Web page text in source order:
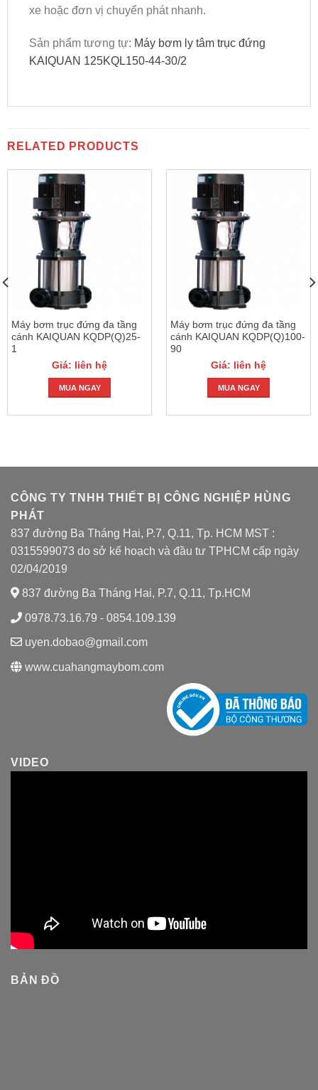
xe hoặc đơn vị chuyển phát nhanh.
Sản phẩm tương tự: Máy bơm ly tâm trục đứng
KAIQUAN 125KQL150-44-30/2
RELATED PRODUCTS
Máy bơm trục đứng đa tầng
cánh KAIQUAN KQDP(Q)25-
1
Giá: liên hệ
MUA NGAY
Máy bơm trục đứng đa tầng
cánh KAIQUAN KQDP(Q)100-
90
Giá: liên hệ
MUA NGAY
CÔNG TY TNHH THIẾT BỊ CÔNG NGHIỆP HÙNG
PHÁT
837 đường Ba Tháng Hai, P.7, Q.11, Tp. HCM MST :
0315599073 do sở kế hoạch và đầu tư TPHCM cấp ngày
02/04/2019
837 đường Ba Tháng Hai, P.7, Q.11, Tp.HCM
0978.73.16.79 - 0854.109.139
uyen.dobao@gmail.com
www.cuahangmaybom.com
VIDEO
BẢN ĐỒ